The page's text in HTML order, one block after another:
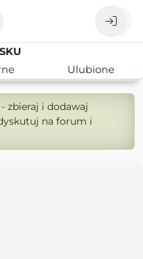
Ulubione
zbieraj i dodawaj
na forum i